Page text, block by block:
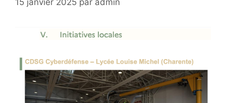
15 janvier 2025 par admin